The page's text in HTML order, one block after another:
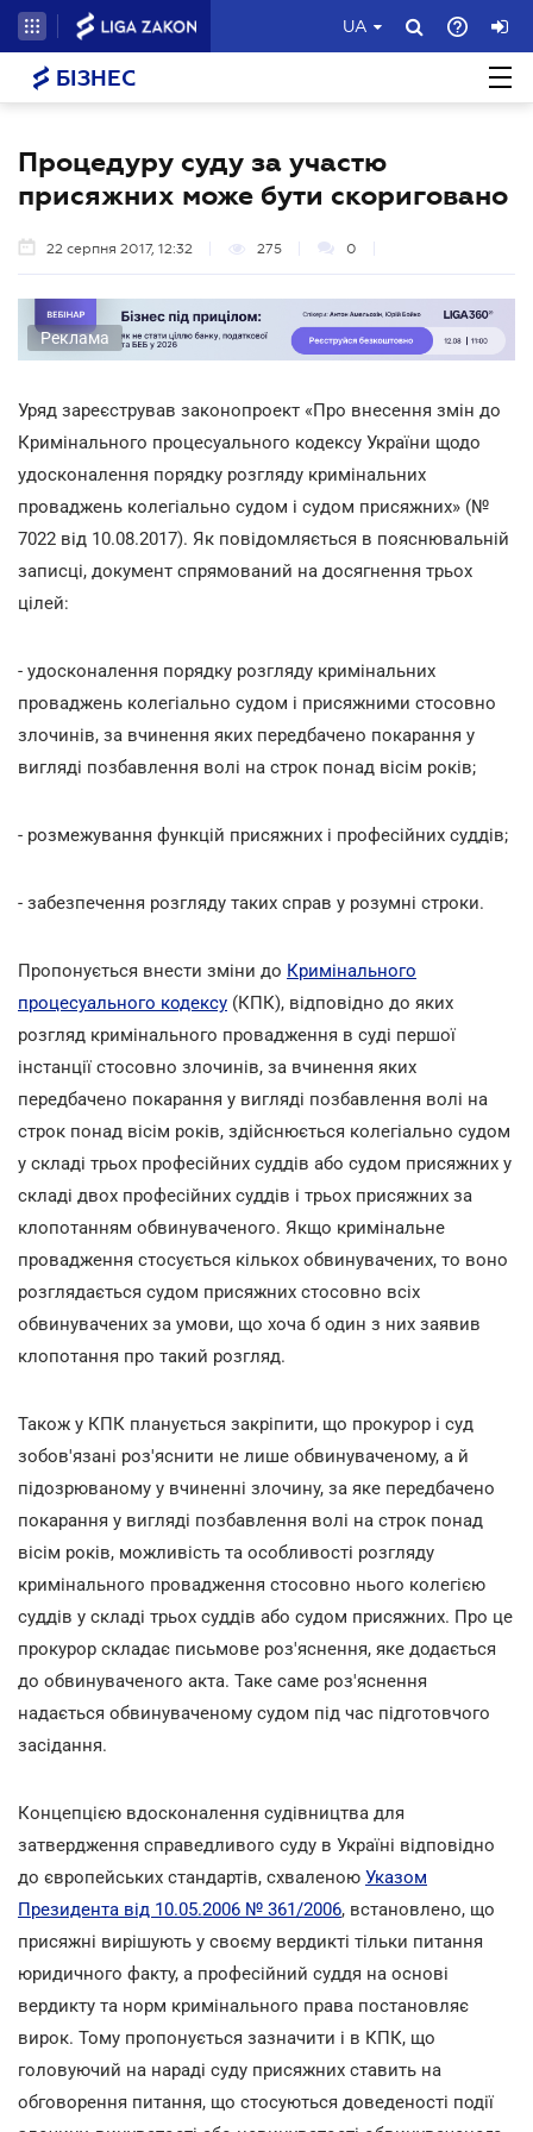
UA
БІЗНЕС
Процедуру суду за участю
присяжних може бути скориговано
22 серпня 2017, 12:32 275 0
Реклама
Уряд зареєстрував законопроект «Про внесення змін до
Кримінального процесуального кодексу України щодо
удосконалення порядку розгляду кримінальних
проваджень колегіально судом і судом присяжних» (№
7022 від 10.08.2017). Як повідомляється в пояснювальній
записці, документ спрямований на досягнення трьох
цілей:
- удосконалення порядку розгляду кримінальних
проваджень колегіально судом і присяжними стосовно
злочинів, за вчинення яких передбачено покарання у
вигляді позбавлення волі на строк понад вісім років;
- розмежування функцій присяжних і професійних суддів;
- забезпечення розгляду таких справ у розумні строки.
Пропонується внести зміни до Кримінального
процесуального кодексу (КПК), відповідно до яких
розгляд кримінального провадження в суді першої
інстанції стосовно злочинів, за вчинення яких
передбачено покарання у вигляді позбавлення волі на
строк понад вісім років, здійснюється колегіально судом
у складі трьох професійних суддів або судом присяжних у
складі двох професійних суддів і трьох присяжних за
клопотанням обвинуваченого. Якщо кримінальне
провадження стосується кількох обвинувачених, то воно
розглядається судом присяжних стосовно всіх
обвинувачених за умови, що хоча б один з них заявив
клопотання про такий розгляд.
Також у КПК планується закріпити, що прокурор і суд
зобов'язані роз'яснити не лише обвинуваченому, а й
підозрюваному у вчиненні злочину, за яке передбачено
покарання у вигляді позбавлення волі на строк понад
вісім років, можливість та особливості розгляду
кримінального провадження стосовно нього колегією
суддів у складі трьох суддів або судом присяжних. Про це
прокурор складає письмове роз'яснення, яке додається
до обвинуваченого акта. Таке саме роз'яснення
надається обвинуваченому судом під час підготовчого
засідання.
Концепцією вдосконалення судівництва для
затвердження справедливого суду в Україні відповідно
до європейських стандартів, схваленою Указом
Президента від 10.05.2006 № 361/2006, встановлено, що
присяжні вирішують у своєму вердикті тільки питання
юридичного факту, а професійний суддя на основі
вердикту та норм кримінального права постановляє
вирок. Тому пропонується зазначити і в КПК, що
головуючий на нараді суду присяжних ставить на
обговорення питання, що стосуються доведеності події